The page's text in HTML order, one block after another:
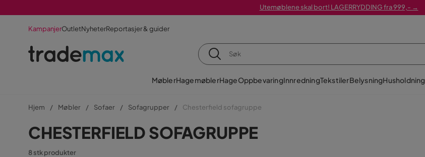
Utemøblene skal bort! LAGERRYDDING fra 999,- →
KampanjerOutletNyheterReportasjer & guider
MøblerHagemøblerHageOppbevaringInnredningTekstilerBelysningHusholdning
Hjem Møbler Sofaer Sofagrupper Chesterfield sofagruppe
CHESTERFIELD SOFAGRUPPE
8 stk produkter